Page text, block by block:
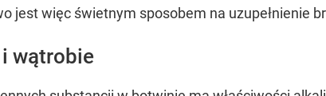
jest więc świetnym sposobem na uzupełnienie
wątrobie